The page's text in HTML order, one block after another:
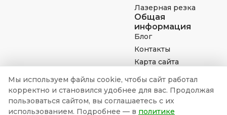
Лазерная резка
Общая
информация
Блог
Контакты
Карта сайта
8 (800) 777-78-56
Мы используем файлы cookie, чтобы сайт работал
корректно и становился удобнее для вас. Продолжая
пользоваться сайтом, вы соглашаетесь с их
использованием. Подробнее — в политике